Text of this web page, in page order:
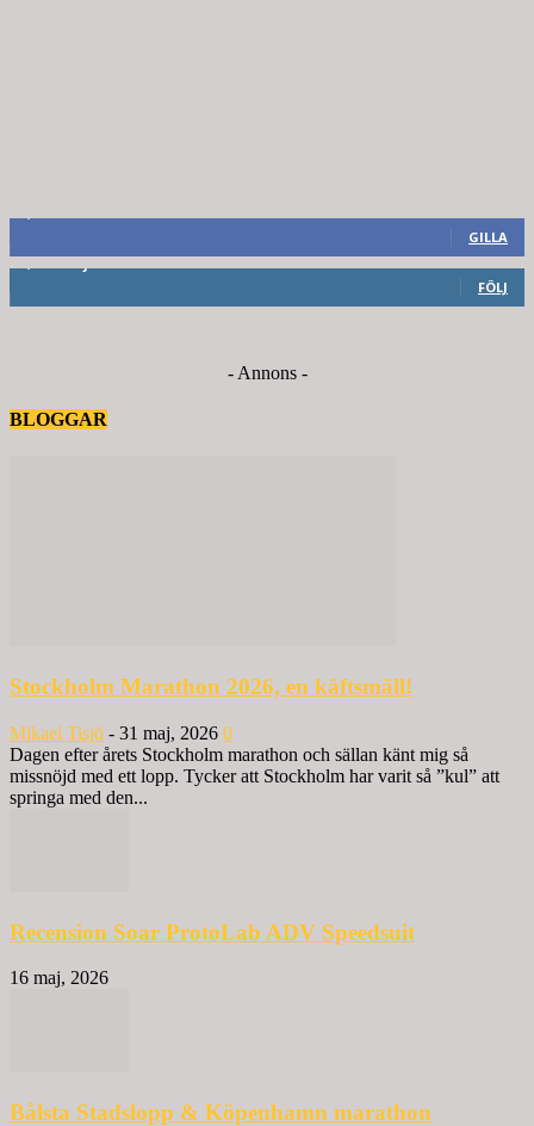
GILLA
FÖLJ
- Annons -
BLOGGAR
Stockholm Marathon 2026, en käftsmäll!
Mikael Tisjö - 31 maj, 2026 0
Dagen efter årets Stockholm marathon och sällan känt mig så
missnöjd med ett lopp. Tycker att Stockholm har varit så ”kul” att
springa med den...
Recension Soar ProtoLab ADV Speedsuit
16 maj, 2026
Bålsta Stadslopp & Köpenhamn marathon